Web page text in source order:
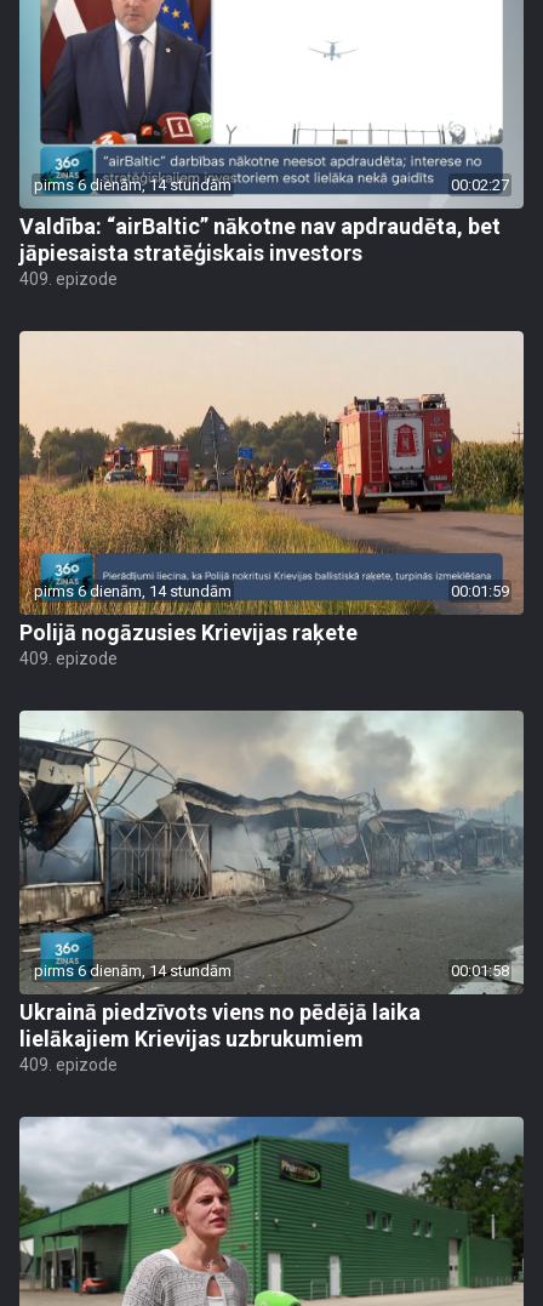
pirms 6 dienām, 14 stundām 00:02:27
Valdība: “airBaltic” nākotne nav apdraudēta, bet
jāpiesaista stratēģiskais investors
409. epizode
pirms 6 dienām, 14 stundām 00:01:59
Polijā nogāzusies Krievijas raķete
409. epizode
pirms 6 dienām, 14 stundām 00:01:58
Ukrainā piedzīvots viens no pēdējā laika
lielākajiem Krievijas uzbrukumiem
409. epizode